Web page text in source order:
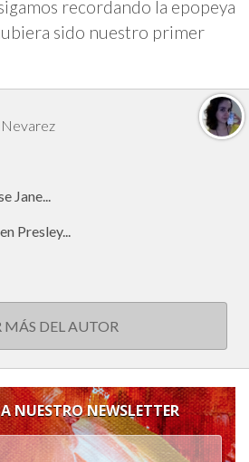
recordando la epopeya
sido nuestro primer
Nevarez
Jane...
Presley...
MÁS DEL AUTOR
NUESTRO NEWSLETTER